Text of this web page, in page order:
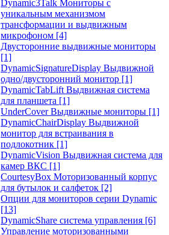
Dynamic3Talk Мониторы с
уникальным механизмом
трансформации и выдвижным
микрофоном [4]
Двусторонние выдвижные мониторы
[1]
DynamicSignatureDisplay Выдвижной
одно/двусторонний монитор [1]
DynamicTabLift Выдвижная система
для планшета [1]
UnderCover Выдвижные мониторы [1]
DynamicChairDisplay Выдвижной
монитор для встраивания в
подлокотник [1]
DynamicVision Выдвижная система для
камер ВКС [1]
CourtesyBox Моторизованный корпус
для бутылок и салфеток [2]
Опции для мониторов серии Dynamic
[13]
DynamicShare система управления [6]
Управление моторизованными